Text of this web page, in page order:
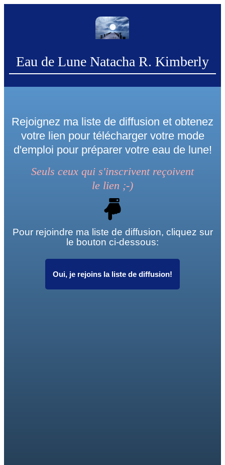
Eau de Lune Natacha R. Kimberly
Rejoignez ma liste de diffusion et obtenez
votre lien pour télécharger votre mode
d'emploi pour préparer votre eau de lune!
Seuls ceux qui s'inscrivent reçoivent
le lien ;-)
Pour rejoindre ma liste de diffusion, cliquez sur
le bouton ci-dessous:
Oui, je rejoins la liste de diffusion!